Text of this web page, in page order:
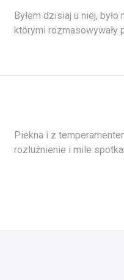
Byłem dzisiaj u niej,
którymi rozmasowywały
Piekna i z
rozluźnienie i mile